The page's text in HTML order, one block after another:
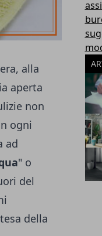
alla
aperta
non
ogni
ad
" o
del
della